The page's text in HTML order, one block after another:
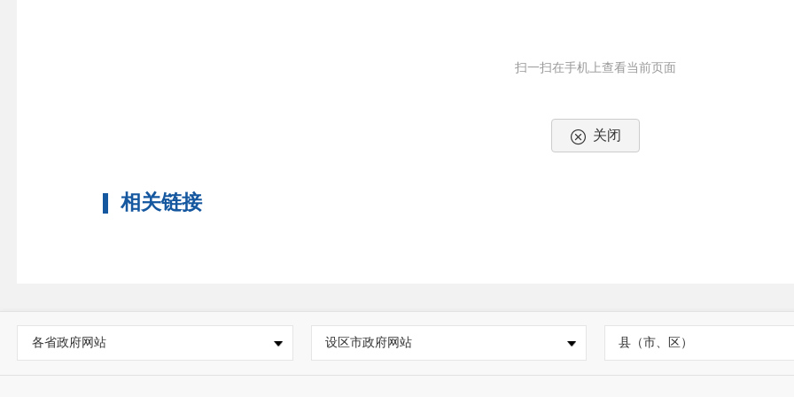
扫一扫在手机上查看当前页面
关闭
相关链接
各省政府网站 设区市政府网站 县（市、区）